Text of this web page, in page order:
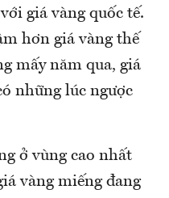
giá vàng quốc tế.
hơn giá vàng thế
mấy năm qua, giá
những lúc ngược
ở vùng cao nhất
vàng miếng đang